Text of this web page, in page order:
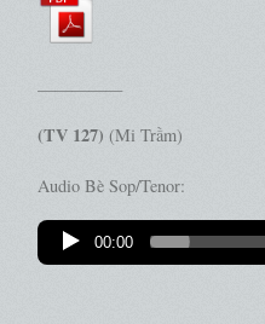
—————
(TV 127)(Mi Trầm)
Audio Bè Sop/Tenor:
00:00